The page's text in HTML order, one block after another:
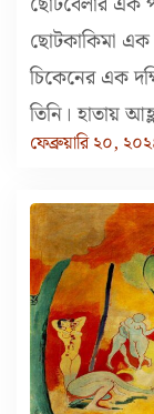
ছোটকাকিমা এক
চিকেনের এক
তিনি। হাতায়
ফেব্রুয়ারি ২০,